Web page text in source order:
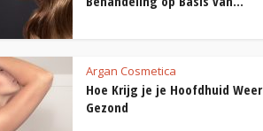
Argan Cosmetica
Hoe Krijg je je Hoofdhuid Weer
Gezond